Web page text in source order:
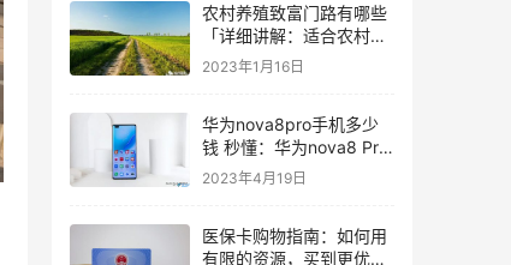
农村养殖致富门路有哪些
「详细讲解：适合农村养
殖项目」
2023年1月16日
华为nova8pro手机多少
钱 秒懂：华为nova8 Pro
售价及测评
2023年4月19日
医保卡购物指南：如何用
有限的资源，买到更优质